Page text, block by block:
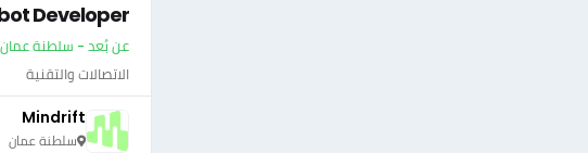
Developer
عن بُعد - سلطنة عمان
الاتصالات والتقنية
Mindrift
سلطنة عمان